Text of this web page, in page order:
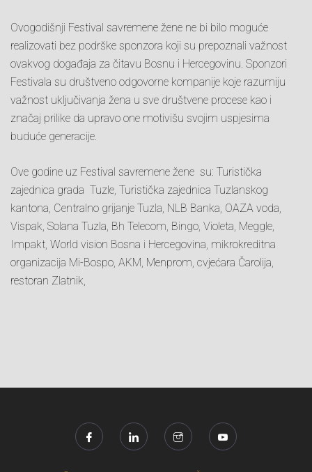
Ovogodišnji Festival savremene žene ne bi bilo moguće
realizovati bez podrške sponzora koji su prepoznali važnost
ovakvog događaja za čitavu Bosnu i Hercegovinu. Sponzori
Festivala su društveno odgovorne kompanije koje razumiju
važnost uključivanja žena u sve društvene procese kao i
značaj prilike da upravo one motivišu svojim uspjesima
buduće generacije.
Ove godine uz Festival savremene žene su: Turistička
zajednica grada Tuzle, Turistička zajednica Tuzlanskog
kantona, Centralno grijanje Tuzla, NLB Banka, OAZA voda,
Vispak, Solana Tuzla, Bh Telecom, Bingo, Violeta, Meggle,
Impakt, World vision Bosna i Hercegovina, mikrokreditna
organizacija Mi-Bospo, AKM, Menprom, cvjećara Čarolija,
restoran Zlatnik,